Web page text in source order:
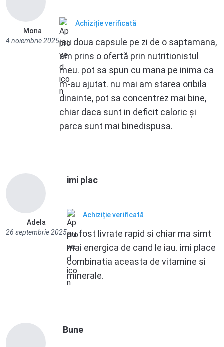
Mona
4 noiembrie 2025
Achiziție verificată
iau doua capsule pe zi de o saptamana,
am prins o ofertă prin nutritionistul
meu. pot sa spun cu mana pe inima ca
m-au ajutat. nu mai am starea oribila
dinainte, pot sa concentrez mai bine,
chiar daca sunt in deficit caloric și
parca sunt mai binedispusa.
Adela
26 septembrie 2025
imi plac
Achiziție verificată
au fost livrate rapid si chiar ma simt
mai energica de cand le iau. imi place
combinatia aceasta de vitamine si
minerale.
Bune